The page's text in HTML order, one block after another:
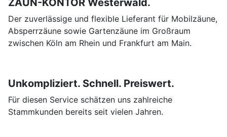
Der zuverlässige und flexible Lieferant für Mobilzäune,
Absperrzäune sowie Gartenzäune im Großraum
zwischen Köln am Rhein und Frankfurt am Main.
Unkompliziert. Schnell. Preiswert.
Für diesen Service schätzen uns zahlreiche
Stammkunden bereits seit vielen Jahren.